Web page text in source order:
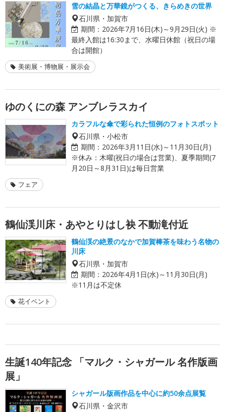
雪の結晶と万華鏡がつくる、きらめきの世界
石川県・加賀市
期間： 2026年7月16日(木)～9月29日(火) ※
最終入館は16:30まで、水曜日休館（祝日の場
合は開館）
美術展・博物展・展示会
ゆのくにの森 アンブレラスカイ
カラフルな傘で彩られた恒例のフォトスポット
石川県・小松市
期間： 2026年3月11日(水)～11月30日(月)
※休み：木曜(祝日の場合は営業)、夏季期間(7
月20日～8月31日)は毎日営業
フェア
鶴仙渓川床・あやとりはし袂 不動滝付近
鶴仙渓の絶景のなかで加賀棒茶を味わう名物の
川床
石川県・加賀市
期間： 2026年4月1日(水)～11月30日(月)
※11月は不定休
花イベント
生誕140年記念 「マルク・シャガール 名作版画
展」
シャガール版画作品を中心に約50余点展覧
石川県・金沢市